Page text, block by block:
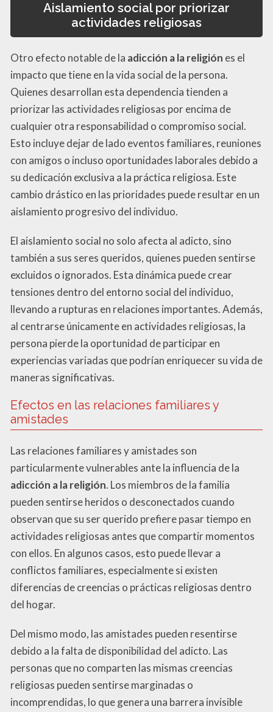
Aislamiento social por priorizar
actividades religiosas
Otro efecto notable de la adicción a la religión es el
impacto que tiene en la vida social de la persona.
Quienes desarrollan esta dependencia tienden a
priorizar las actividades religiosas por encima de
cualquier otra responsabilidad o compromiso social.
Esto incluye dejar de lado eventos familiares, reuniones
con amigos o incluso oportunidades laborales debido a
su dedicación exclusiva a la práctica religiosa. Este
cambio drástico en las prioridades puede resultar en un
aislamiento progresivo del individuo.
El aislamiento social no solo afecta al adicto, sino
también a sus seres queridos, quienes pueden sentirse
excluidos o ignorados. Esta dinámica puede crear
tensiones dentro del entorno social del individuo,
llevando a rupturas en relaciones importantes. Además,
al centrarse únicamente en actividades religiosas, la
persona pierde la oportunidad de participar en
experiencias variadas que podrían enriquecer su vida de
maneras significativas.
Efectos en las relaciones familiares y
amistades
Las relaciones familiares y amistades son
particularmente vulnerables ante la influencia de la
adicción a la religión. Los miembros de la familia
pueden sentirse heridos o desconectados cuando
observan que su ser querido prefiere pasar tiempo en
actividades religiosas antes que compartir momentos
con ellos. En algunos casos, esto puede llevar a
conflictos familiares, especialmente si existen
diferencias de creencias o prácticas religiosas dentro
del hogar.
Del mismo modo, las amistades pueden resentirse
debido a la falta de disponibilidad del adicto. Las
personas que no comparten las mismas creencias
religiosas pueden sentirse marginadas o
incomprendidas, lo que genera una barrera invisible